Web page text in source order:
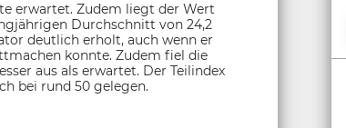
erwartet. Zudem liegt der Wert
Durchschnitt von 24,2
deutlich erholt, auch wenn er
konnte. Zudem fiel die
aus als erwartet. Der Teilindex
bei rund 50 gelegen.